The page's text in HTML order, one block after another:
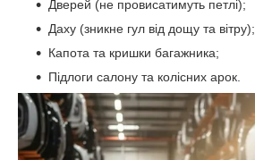
Дверей (не провисатимуть петлі);
Даху (зникне гул від дощу та вітру);
Капота та кришки багажника;
Підлоги салону та колісних арок.